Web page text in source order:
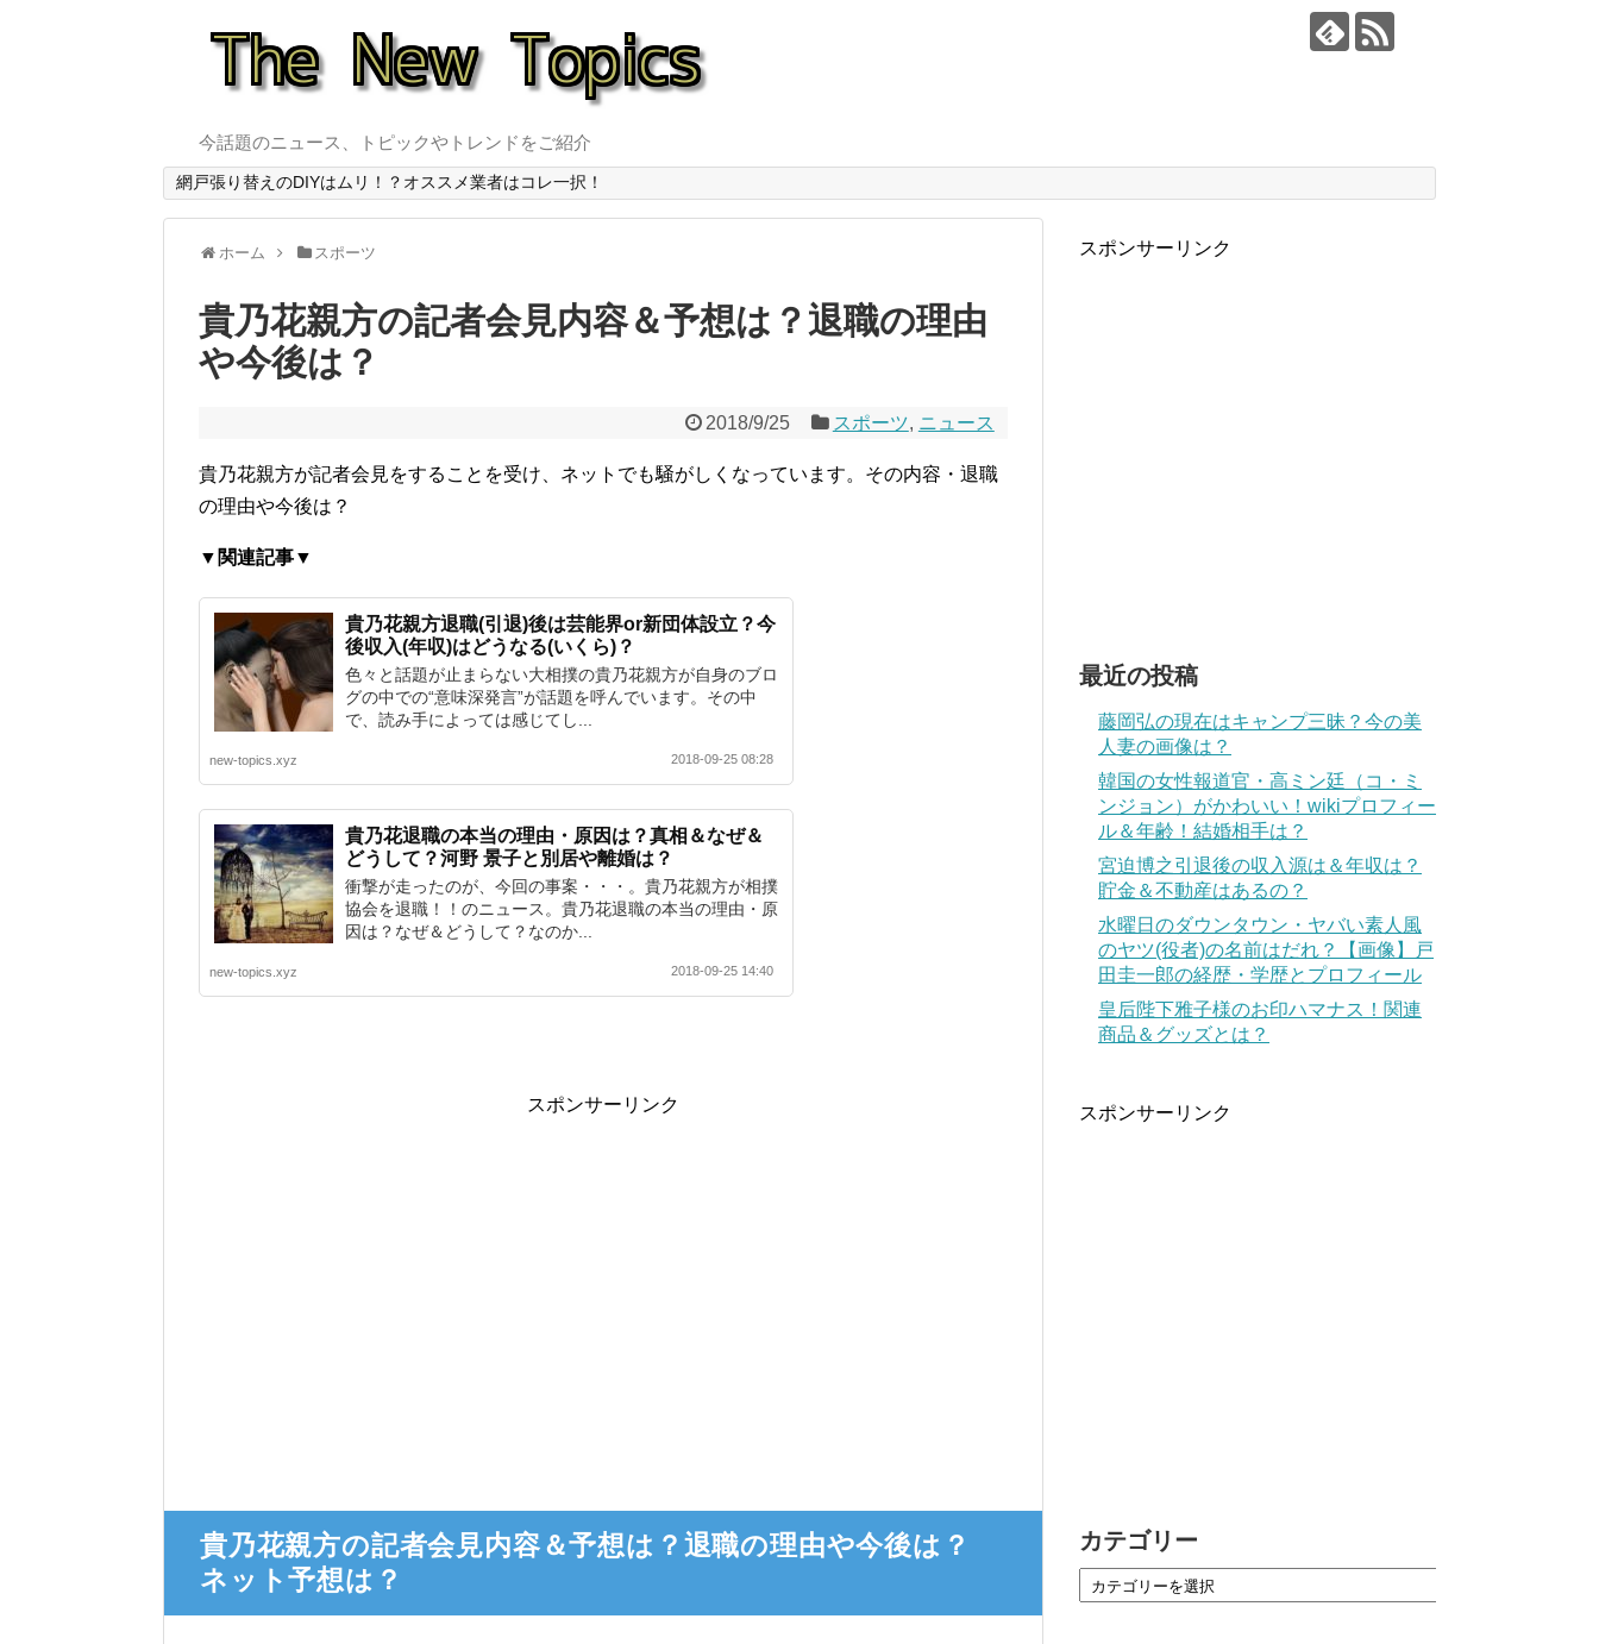
今話題のニュース、トピックやトレンドをご紹介
網戸張り替えのDIYはムリ！？オススメ業者はコレ一択！
ホーム スポーツ
貴乃花親方の記者会見内容＆予想は？退職の理由
や今後は？
2018/9/25 スポーツ, ニュース
貴乃花親方が記者会見をすることを受け、ネットでも騒がしくなっています。その内容・退職
の理由や今後は？
▼関連記事▼
貴乃花親方退職(引退)後は芸能界or新団体設立？今
後収入(年収)はどうなる(いくら)？
色々と話題が止まらない大相撲の貴乃花親方が自身のブロ
グの中での“意味深発言”が話題を呼んでいます。その中
で、読み手によっては感じてし...
new-topics.xyz 2018-09-25 08:28
貴乃花退職の本当の理由・原因は？真相＆なぜ＆
どうして？河野 景子と別居や離婚は？
衝撃が走ったのが、今回の事案・・・。貴乃花親方が相撲
協会を退職！！のニュース。貴乃花退職の本当の理由・原
因は？なぜ＆どうして？なのか...
new-topics.xyz 2018-09-25 14:40
スポンサーリンク
貴乃花親方の記者会見内容＆予想は？退職の理由や今後は？
ネット予想は？
スポンサーリンク
最近の投稿
藤岡弘の現在はキャンプ三昧？今の美
人妻の画像は？
韓国の女性報道官・高ミン廷（コ・ミ
ンジョン）がかわいい！wikiプロフィー
ル＆年齢！結婚相手は？
宮迫博之引退後の収入源は＆年収は？
貯金＆不動産はあるの？
水曜日のダウンタウン・ヤバい素人風
のヤツ(役者)の名前はだれ？【画像】戸
田圭一郎の経歴・学歴とプロフィール
皇后陛下雅子様のお印ハマナス！関連
商品＆グッズとは？
スポンサーリンク
カテゴリー